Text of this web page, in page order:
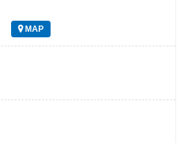
MAP